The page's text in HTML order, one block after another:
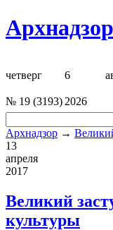
Архнадзор
четверг 6
№ 19 (3193) 2026
Архнадзор →
13
апреля
2017
Великий
культуры